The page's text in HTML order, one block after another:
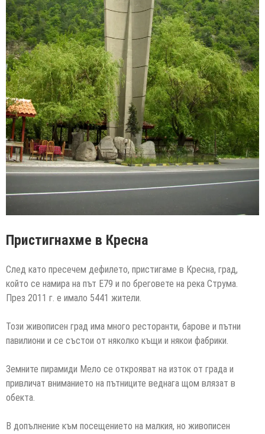
Пристигнахме в Кресна
След като пресечем дефилето, пристигаме в Кресна, град,
който се намира на път Е79 и по бреговете на река Струма.
През 2011 г. е имало 5441 жители.
Този живописен град има много ресторанти, барове и пътни
павилиони и се състои от няколко къщи и някои фабрики.
Земните пирамиди Мело се открояват на изток от града и
привличат вниманието на пътниците веднага щом влязат в
обекта.
В допълнение към посещението на малкия, но живописен